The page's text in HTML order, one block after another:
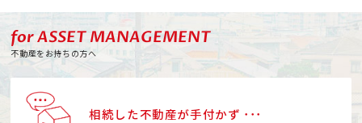
for ASSET MANAGEMENT
不動産をお持ちの方へ
相続した不動産が手付かず ･･･